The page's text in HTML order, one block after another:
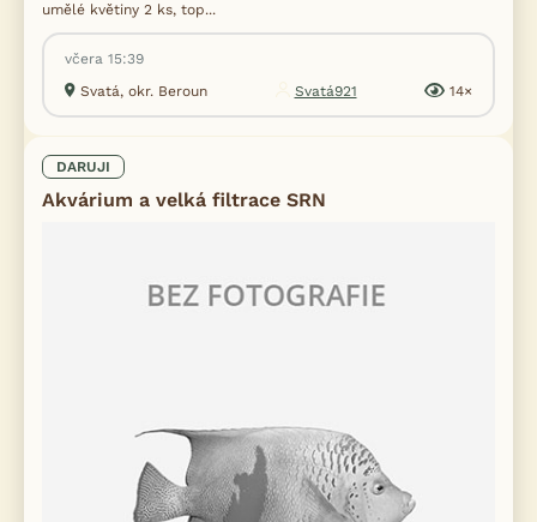
umělé květiny 2 ks, top...
včera 15:39
Svatá, okr. Beroun
Svatá921 14×
DARUJI
Akvárium a velká filtrace SRN